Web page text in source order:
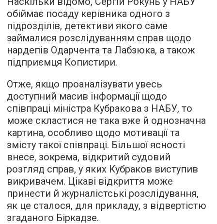
обіймає посаду керівника одного з
підрозділів, детективи якого саме
займалися розслідуванням справ щодо
нардепів Одарчента та Лабзюка, а також
підприємця Копистири.
Отже, якщо проаналізувати увесь
доступний масив інформації щодо
співпраці міністра Кубракова з НАБУ, то
може скластися не така вже й однозначна
картина, особливо щодо мотивації та
змісту такої співпраці. Більшої ясності
внесе, зокрема, відкритий судовий
розгляд справ, у яких Кубраков виступив
викривачем. Цікаві відкриття може
принести й журналістські розслідування,
як це сталося, для прикладу, з відвертістю
згаданого Біркадзе.